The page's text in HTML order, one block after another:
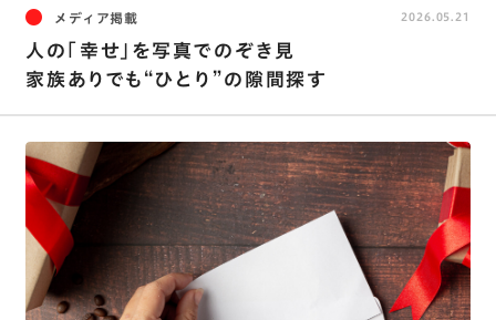
メディア掲載
人の「幸せ」を写真でのぞき見
家族ありでも“ひとり”の隙間探す
2026.05.21